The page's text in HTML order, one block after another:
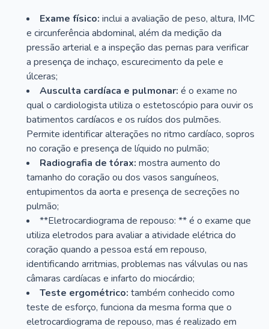
Exame físico: inclui a avaliação de peso, altura, IMC
e circunferência abdominal, além da medição da
pressão arterial e a inspeção das pernas para verificar
a presença de inchaço, escurecimento da pele e
úlceras;
Ausculta cardíaca e pulmonar: é o exame no
qual o cardiologista utiliza o estetoscópio para ouvir os
batimentos cardíacos e os ruídos dos pulmões.
Permite identificar alterações no ritmo cardíaco, sopros
no coração e presença de líquido no pulmão;
Radiografia de tórax: mostra aumento do
tamanho do coração ou dos vasos sanguíneos,
entupimentos da aorta e presença de secreções no
pulmão;
**Eletrocardiograma de repouso: ** é o exame que
utiliza eletrodos para avaliar a atividade elétrica do
coração quando a pessoa está em repouso,
identificando arritmias, problemas nas válvulas ou nas
câmaras cardíacas e infarto do miocárdio;
Teste ergométrico: também conhecido como
teste de esforço, funciona da mesma forma que o
eletrocardiograma de repouso, mas é realizado em